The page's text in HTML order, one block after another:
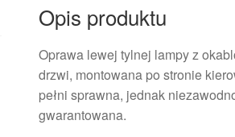
Opis produktu
Oprawa lewej tylnej lampy z
drzwi, montowana po stronie
pełni sprawna, jednak
gwarantowana.